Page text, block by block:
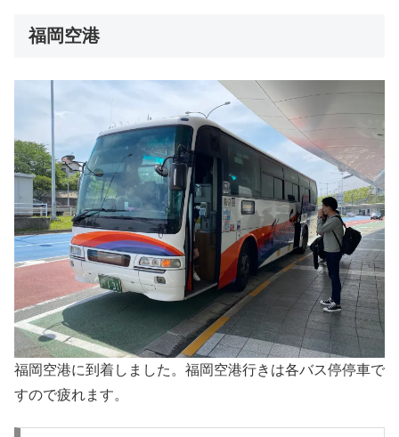
福岡空港
福岡空港に到着しました。福岡空港行きは各バス停停車で
すので疲れます。